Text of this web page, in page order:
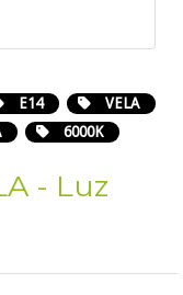
E14
VELA
6000K
- Luz